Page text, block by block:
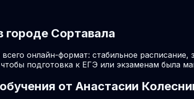
городе Сортавала
онлайн-формат: стабильное
подготовка к ЕГЭ или экзаменам была
от Анастасии